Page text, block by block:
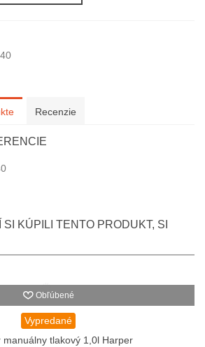
Recenzie
KÚPILI TENTO PRODUKT, SI
Obľúbené
Vypredané
manuálny tlakový 1,0l Harper